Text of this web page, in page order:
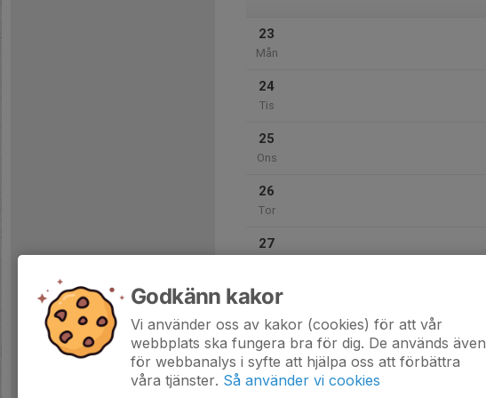
23
Mån
24
Tis
25
Ons
26
Tor
27
28
Godkänn kakor
Vi använder oss av kakor (cookies) för att vår
webbplats ska fungera bra för dig. De används även
för webbanalys i syfte att hjälpa oss att förbättra
våra tjänster. Så använder vi cookies